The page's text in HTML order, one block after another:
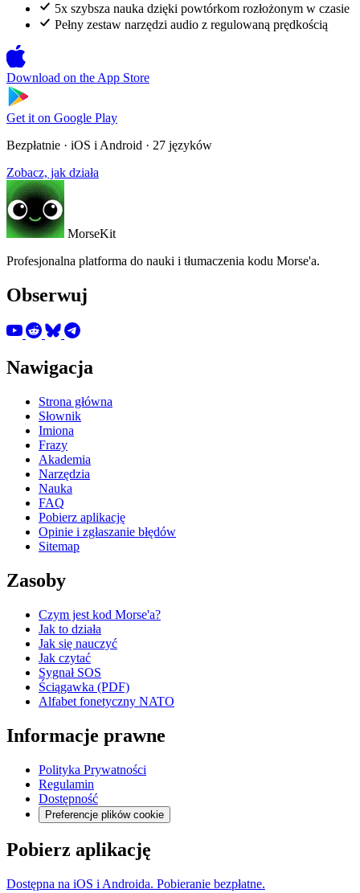
5x szybsza nauka dzięki powtórkom rozłożonym w czasie
Pełny zestaw narzędzi audio z regulowaną prędkością
Download on the App Store
Get it on Google Play
Bezpłatnie · iOS i Android · 27 języków
Zobacz, jak działa
MorseKit
Profesjonalna platforma do nauki i tłumaczenia kodu Morse'a.
Obserwuj
Nawigacja
Strona główna
Słownik
Imiona
Frazy
Akademia
Narzędzia
Nauka
FAQ
Pobierz aplikację
Opinie i zgłaszanie błędów
Sitemap
Zasoby
Czym jest kod Morse'a?
Jak to działa
Jak się nauczyć
Jak czytać
Sygnał SOS
Ściągawka (PDF)
Alfabet fonetyczny NATO
Informacje prawne
Polityka Prywatności
Regulamin
Dostępność
Preferencje plików cookie
Pobierz aplikację
Dostępna na iOS i Androida. Pobieranie bezpłatne.